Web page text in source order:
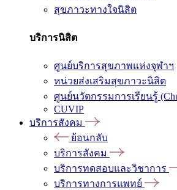
สุขภาวะทางใจนิสิต
บริการนิสิต
ศูนย์บริการสุขภาพแห่งจุฬาฯ
หน่วยส่งเสริมสุขภาวะนิสิต
ศูนย์นวัตกรรมการเรียนรู้
CUVIP
บริการสังคม
ย้อนกลับ
บริการสังคม
บริการทดสอบและวิชาการ
บริการทางการแพทย์